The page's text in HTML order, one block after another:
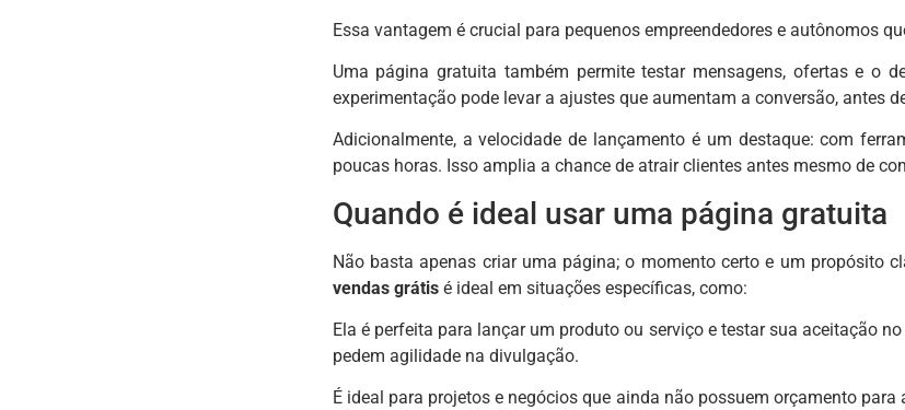
Essa vantagem é crucial para pequenos empreendedores e autônomos
Uma página gratuita também permite testar mensagens, ofertas e o
experimentação pode levar a ajustes que aumentam a conversão, antes
Adicionalmente, a velocidade de lançamento é um destaque: com
poucas horas. Isso amplia a chance de atrair clientes antes mesmo de
Quando é ideal usar uma página gratuita
Não basta apenas criar uma página; o momento certo e um propósito
vendas grátisé ideal em situações específicas, como:
Ela é perfeita para lançar um produto ou serviço e testar sua aceitação
pedem agilidade na divulgação.
É ideal para projetos e negócios que ainda não possuem orçamento